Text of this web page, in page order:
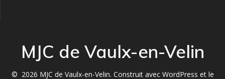
MJC de Vaulx-en-Velin
© 2026 MJC de Vaulx-en-Velin. Construit avec WordPress et le